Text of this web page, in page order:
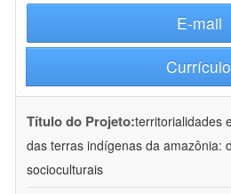
E-mail
Currículo
Título do Projeto:territorialidades
das terras indígenas da amazônia:
socioculturais